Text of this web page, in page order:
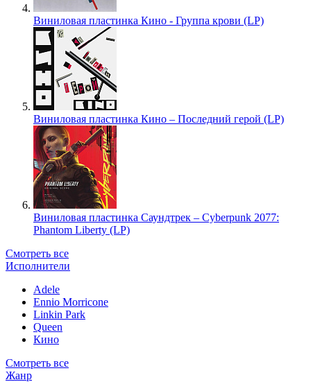
Виниловая пластинка Кино - Группа крови (LP)
Виниловая пластинка Кино – Последний герой (LP)
Виниловая пластинка Саундтрек – Cyberpunk 2077:
Phantom Liberty (LP)
Смотреть все
Исполнители
Adele
Ennio Morricone
Linkin Park
Queen
Кино
Смотреть все
Жанр